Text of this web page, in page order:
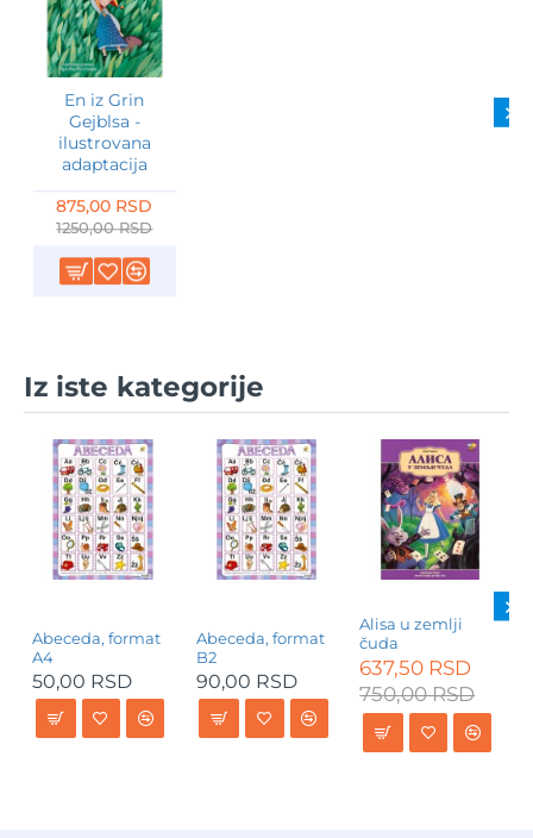
-30%
En iz Grin
Gejblsa -
ilustrovana
adaptacija
875,00 RSD
1250,00 RSD
Iz iste kategorije
Abeceda, format
A4
50,00 RSD
Abeceda, format
B2
90,00 RSD
Alisa u zemlji
čuda
637,50 RSD
750,00 RSD